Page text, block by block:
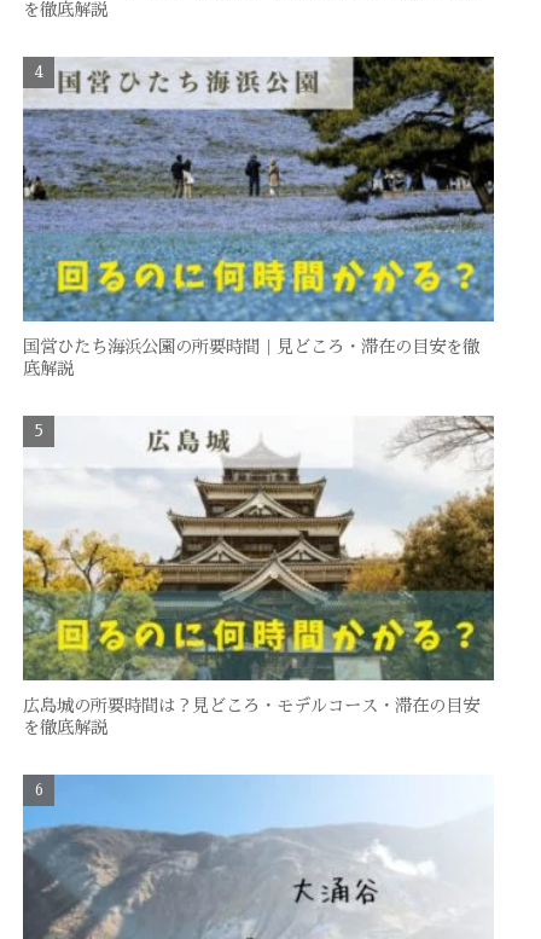
を徹底解説
国営ひたち海浜公園の所要時間｜見どころ・滞在の目安を徹
底解説
広島城の所要時間は？見どころ・モデルコース・滞在の目安
を徹底解説